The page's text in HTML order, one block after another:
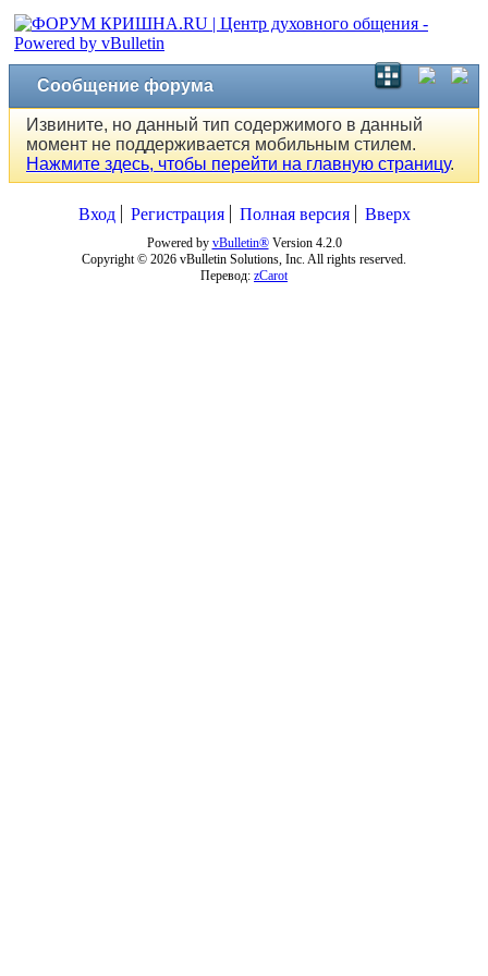
Сообщение форума
Извините, но данный тип содержимого в данный
момент не поддерживается мобильным стилем.
Нажмите здесь, чтобы перейти на главную страницу.
Вход Регистрация Полная версия Вверх
Powered by vBulletin®Version 4.2.0
Copyright © 2026 vBulletin Solutions, Inc. All rights reserved.
Перевод: zCarot